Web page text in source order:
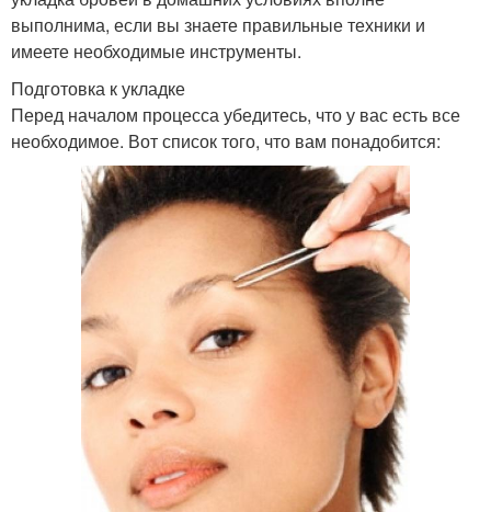
выполнима, если вы знаете правильные техники и
имеете необходимые инструменты.
Подготовка к укладке
Перед началом процесса убедитесь, что у вас есть все
необходимое. Вот список того, что вам понадобится: